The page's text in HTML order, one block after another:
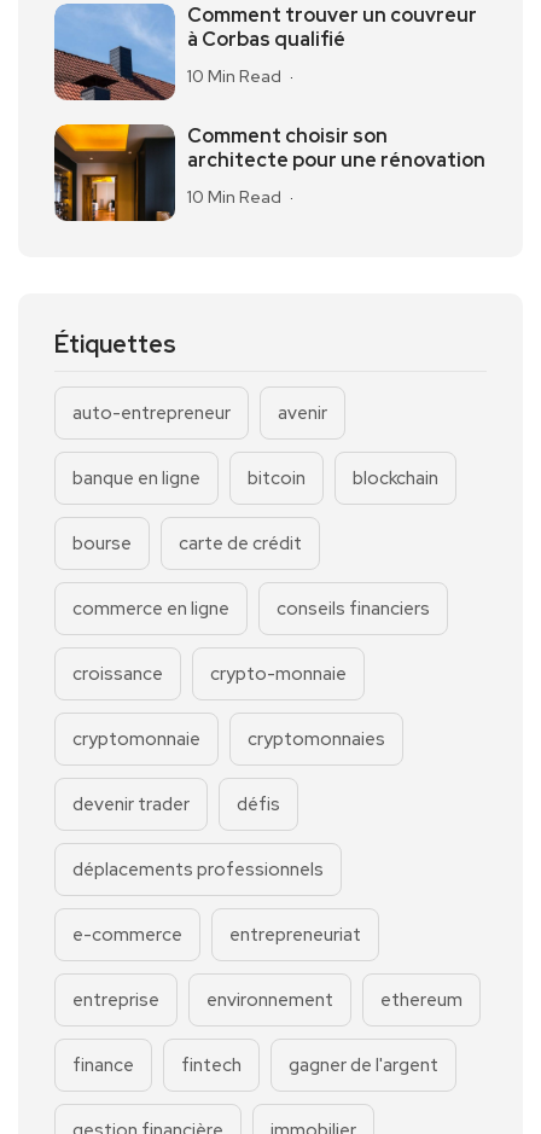
Comment trouver un couvreur
à Corbas qualifié
10 Min Read
Comment choisir son
architecte pour une rénovation
10 Min Read
Étiquettes
auto-entrepreneur avenir
banque en ligne bitcoin blockchain
bourse carte de crédit
commerce en ligne conseils financiers
croissance crypto-monnaie
cryptomonnaie cryptomonnaies
devenir trader défis
déplacements professionnels
e-commerce entrepreneuriat
entreprise environnement ethereum
finance fintech gagner de l'argent